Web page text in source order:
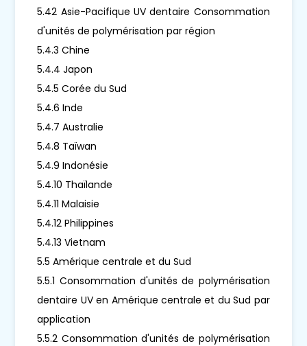
5.42 Asie-Pacifique UV dentaire Consommation
d'unités de polymérisation par région
5.4.3 Chine
5.4.4 Japon
5.4.5 Corée du Sud
5.4.6 Inde
5.4.7 Australie
5.4.8 Taïwan
5.4.9 Indonésie
5.4.10 Thaïlande
5.4.11 Malaisie
5.4.12 Philippines
5.4.13 Vietnam
5.5 Amérique centrale et du Sud
5.5.1 Consommation d'unités de polymérisation
dentaire UV en Amérique centrale et du Sud par
application
5.5.2 Consommation d'unités de polymérisation